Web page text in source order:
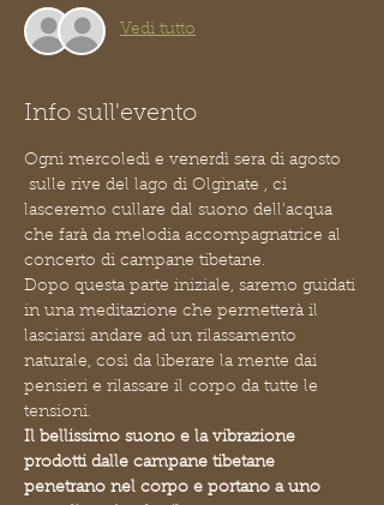
Vedi tutto
Info sull'evento
Ogni mercoledì e venerdì sera di agosto
sulle rive del lago di Olginate , ci
lasceremo cullare dal suono dell'acqua
che farà da melodia accompagnatrice al
concerto di campane tibetane.
Dopo questa parte iniziale, saremo guidati
in una meditazione che permetterà il
lasciarsi andare ad un rilassamento
naturale, così da liberare la mente dai
pensieri e rilassare il corpo da tutte le
tensioni.
Il bellissimo suono e la vibrazione
prodotti dalle campane tibetane
penetrano nel corpo e portano a uno